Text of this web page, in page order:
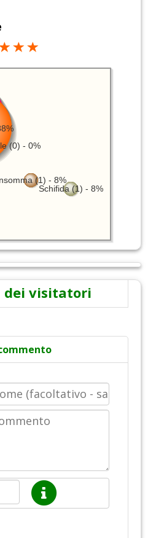
Schifida (1) - 8%
(1) - 8%
(0) - 0%
dei visitatori